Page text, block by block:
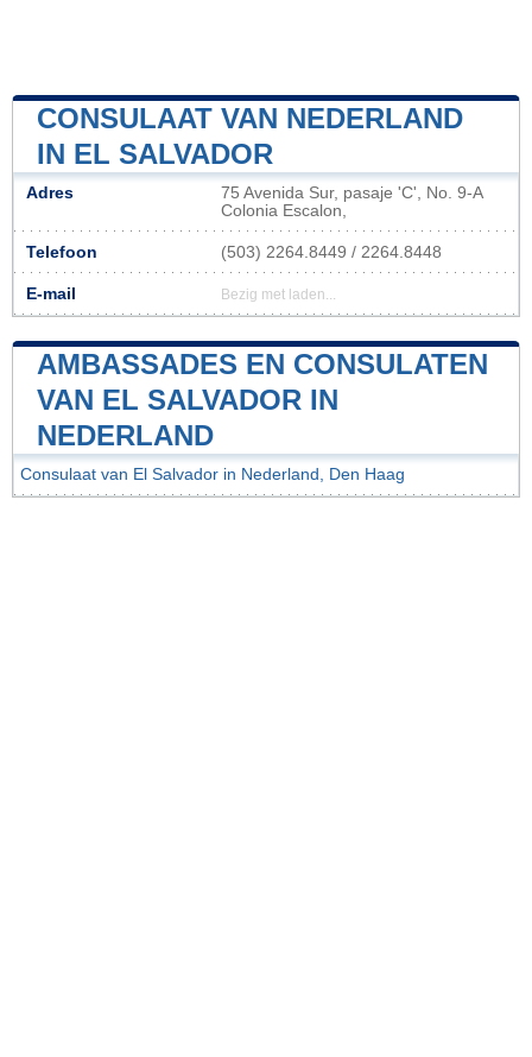
CONSULAAT VAN NEDERLAND
IN EL SALVADOR
Adres
75 Avenida Sur, pasaje 'C', No. 9-A
Colonia Escalon,
Telefoon (503) 2264.8449 / 2264.8448
E-mail Bezig met laden...
AMBASSADES EN CONSULATEN
VAN EL SALVADOR IN
NEDERLAND
Consulaat van El Salvador in Nederland, Den Haag